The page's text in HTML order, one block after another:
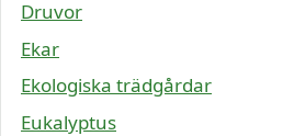
Druvor
Ekar
Ekologiska trädgårdar
Eukalyptus